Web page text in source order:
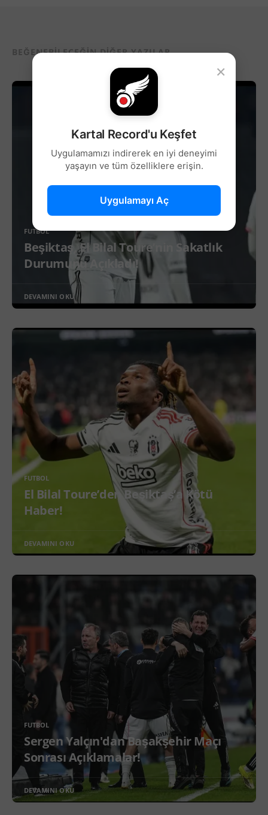
BEĞENEBILECEĞIN DIĞER YAZILAR...
FUTBOL
Beşiktaş, El Bilal Toure’nin Sakatlık
Durumunu Açıkladı!
DEVAMINI OKU
FUTBOL
El Bilal Toure’den Beşiktaş’a Kötü
Haber!
DEVAMINI OKU
FUTBOL
Sergen Yalçın'dan Başakşehir Maçı
Sonrası Açıklamalar!
DEVAMINI OKU
×
Kartal Record'u Keşfet
Uygulamamızı indirerek en iyi deneyimi
yaşayın ve tüm özelliklere erişin.
Uygulamayı Aç